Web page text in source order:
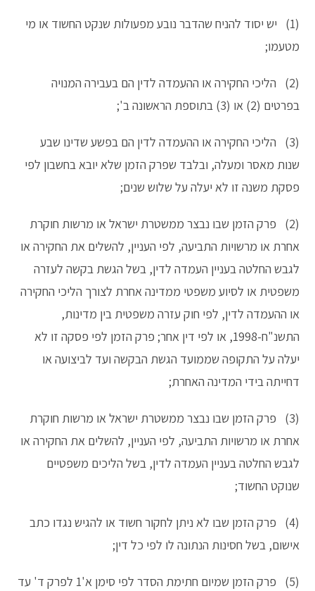
(1) יש יסוד להניח שהדבר נובע מפעולות שנקט החשוד או מי
מטעמו;
(2) הליכי החקירה או ההעמדה לדין הם בעבירה המנויה
בפרטים (2) או (3) בתוספת הראשונה ב';
(3) הליכי החקירה או ההעמדה לדין הם בפשע שדינו שבע
שנות מאסר ומעלה, ובלבד שפרק הזמן שלא יובא בחשבון לפי
פסקת משנה זו לא יעלה על שלוש שנים;
(2) פרק הזמן שבו נבצר ממשטרת ישראל או מרשות חוקרת
אחרת או מרשויות התביעה, לפי העניין, להשלים את החקירה או
לגבש החלטה בעניין העמדה לדין, בשל הגשת בקשה לעזרה
משפטית או לסיוע משפטי ממדינה אחרת לצורך הליכי החקירה
או ההעמדה לדין, לפי חוק עזרה משפטית בין מדינות,
התשנ"ח-1998, או לפי דין אחר; פרק הזמן לפי פסקה זו לא
יעלה על התקופה שממועד הגשת הבקשה ועד לביצועה או
דחייתה בידי המדינה האחרת;
(3) פרק הזמן שבו נבצר ממשטרת ישראל או מרשות חוקרת
אחרת או מרשויות התביעה, לפי העניין, להשלים את החקירה או
לגבש החלטה בעניין העמדה לדין, בשל הליכים משפטיים
שנוקט החשוד;
(4) פרק הזמן שבו לא ניתן לחקור חשוד או להגיש נגדו כתב
אישום, בשל חסינות הנתונה לו לפי כל דין;
(5) פרק הזמן שמיום חתימת הסדר לפי סימן א'1 לפרק ד' עד